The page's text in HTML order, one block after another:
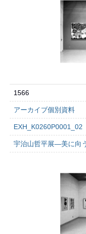
1566
アーカイブ個別資料
EXH_K0260P0001_02
宇治山哲平展―美に向